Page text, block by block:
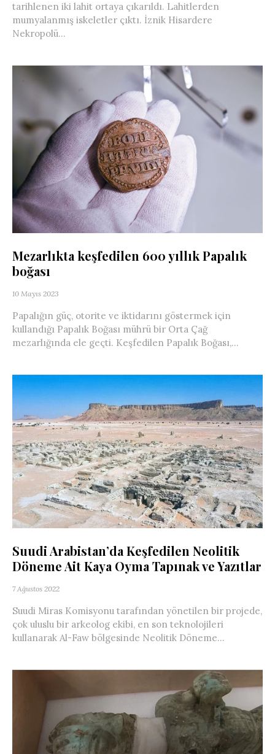
tarihlenen iki lahit ortaya çıkarıldı. Lahitlerden
mumyalanmış iskeletler çıktı. İznik Hisardere
Nekropolü...
Mezarlıkta keşfedilen 600 yıllık Papalık
boğası
10 Mayıs 2023
Papalığın güç, otorite ve iktidarını göstermek için
kullandığı Papalık Boğası mührü bir Orta Çağ
mezarlığında ele geçti. Keşfedilen Papalık Boğası,...
Suudi Arabistan’da Keşfedilen Neolitik
Döneme Ait Kaya Oyma Tapınak ve Yazıtlar
7 Ağustos 2022
Suudi Miras Komisyonu tarafından yönetilen bir projede,
çok uluslu bir arkeolog ekibi, en son teknolojileri
kullanarak Al-Faw bölgesinde Neolitik Döneme...